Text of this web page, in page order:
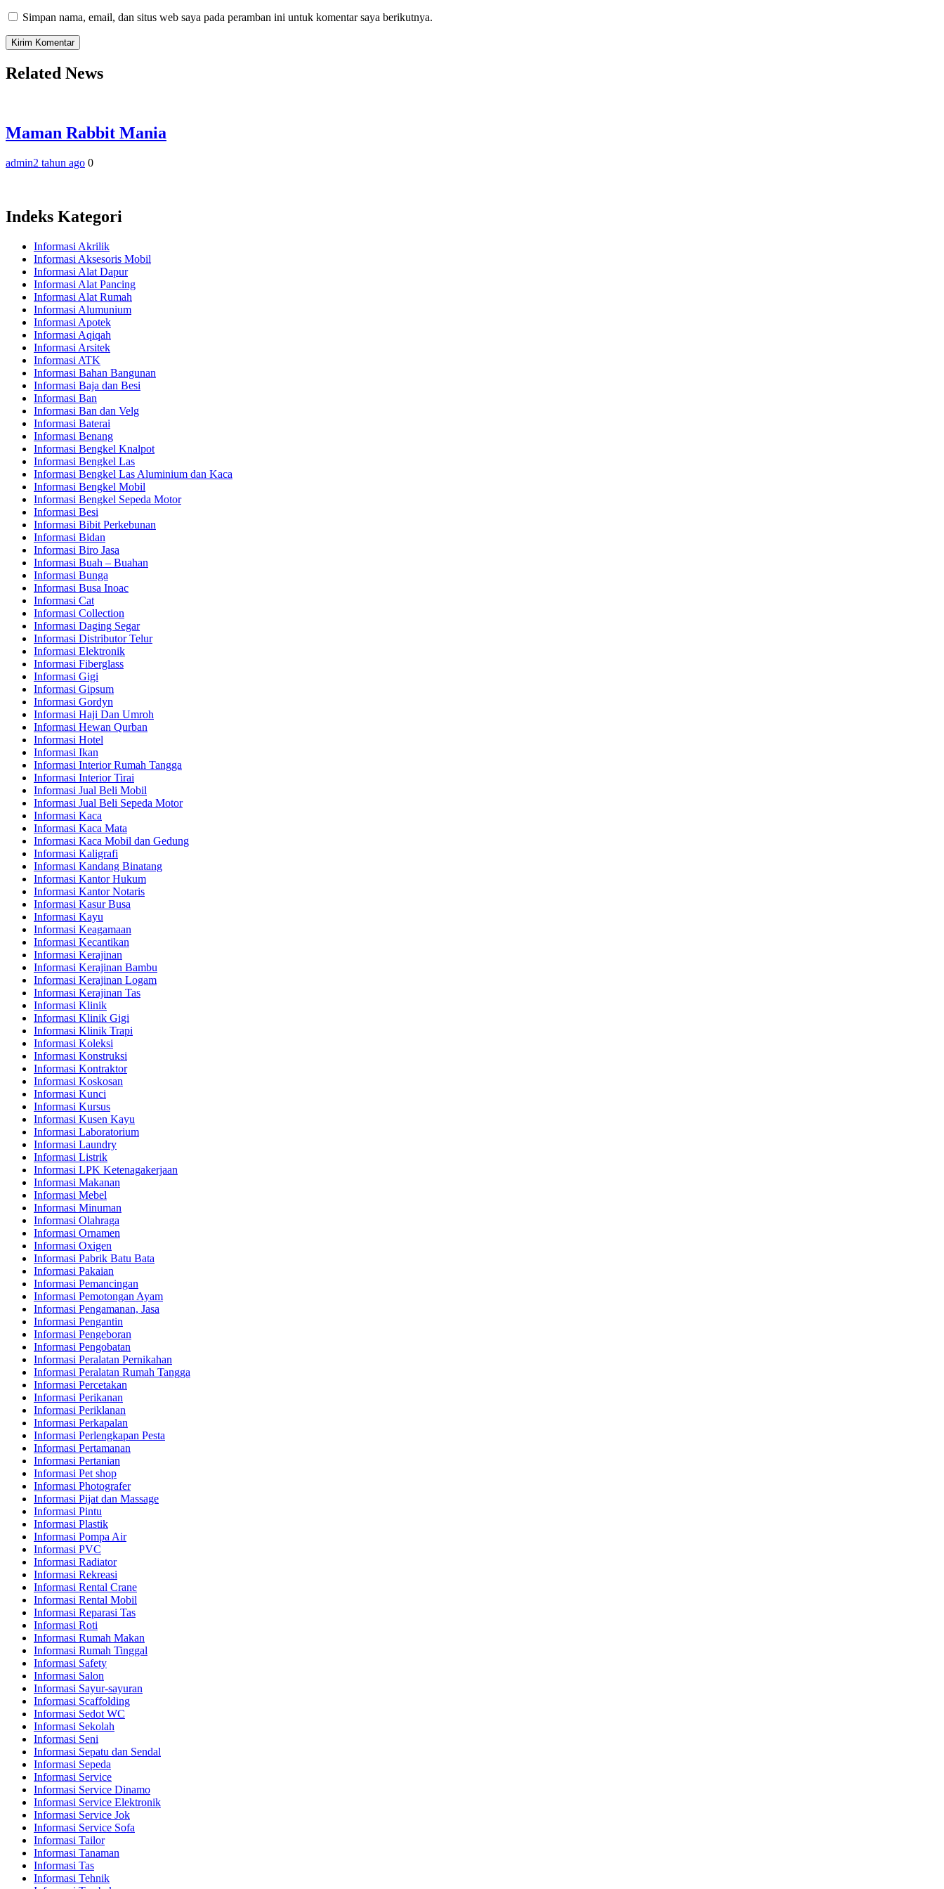
Simpan nama, email, dan situs web saya pada peramban ini untuk komentar saya berikutnya.
Related News
Maman Rabbit Mania
admin2 tahun ago 0
Indeks Kategori
Informasi Akrilik
Informasi Aksesoris Mobil
Informasi Alat Dapur
Informasi Alat Pancing
Informasi Alat Rumah
Informasi Alumunium
Informasi Apotek
Informasi Aqiqah
Informasi Arsitek
Informasi ATK
Informasi Bahan Bangunan
Informasi Baja dan Besi
Informasi Ban
Informasi Ban dan Velg
Informasi Baterai
Informasi Benang
Informasi Bengkel Knalpot
Informasi Bengkel Las
Informasi Bengkel Las Aluminium dan Kaca
Informasi Bengkel Mobil
Informasi Bengkel Sepeda Motor
Informasi Besi
Informasi Bibit Perkebunan
Informasi Bidan
Informasi Biro Jasa
Informasi Buah – Buahan
Informasi Bunga
Informasi Busa Inoac
Informasi Cat
Informasi Collection
Informasi Daging Segar
Informasi Distributor Telur
Informasi Elektronik
Informasi Fiberglass
Informasi Gigi
Informasi Gipsum
Informasi Gordyn
Informasi Haji Dan Umroh
Informasi Hewan Qurban
Informasi Hotel
Informasi Ikan
Informasi Interior Rumah Tangga
Informasi Interior Tirai
Informasi Jual Beli Mobil
Informasi Jual Beli Sepeda Motor
Informasi Kaca
Informasi Kaca Mata
Informasi Kaca Mobil dan Gedung
Informasi Kaligrafi
Informasi Kandang Binatang
Informasi Kantor Hukum
Informasi Kantor Notaris
Informasi Kasur Busa
Informasi Kayu
Informasi Keagamaan
Informasi Kecantikan
Informasi Kerajinan
Informasi Kerajinan Bambu
Informasi Kerajinan Logam
Informasi Kerajinan Tas
Informasi Klinik
Informasi Klinik Gigi
Informasi Klinik Trapi
Informasi Koleksi
Informasi Konstruksi
Informasi Kontraktor
Informasi Koskosan
Informasi Kunci
Informasi Kursus
Informasi Kusen Kayu
Informasi Laboratorium
Informasi Laundry
Informasi Listrik
Informasi LPK Ketenagakerjaan
Informasi Makanan
Informasi Mebel
Informasi Minuman
Informasi Olahraga
Informasi Ornamen
Informasi Oxigen
Informasi Pabrik Batu Bata
Informasi Pakaian
Informasi Pemancingan
Informasi Pemotongan Ayam
Informasi Pengamanan, Jasa
Informasi Pengantin
Informasi Pengeboran
Informasi Pengobatan
Informasi Peralatan Pernikahan
Informasi Peralatan Rumah Tangga
Informasi Percetakan
Informasi Perikanan
Informasi Periklanan
Informasi Perkapalan
Informasi Perlengkapan Pesta
Informasi Pertamanan
Informasi Pertanian
Informasi Pet shop
Informasi Photografer
Informasi Pijat dan Massage
Informasi Pintu
Informasi Plastik
Informasi Pompa Air
Informasi PVC
Informasi Radiator
Informasi Rekreasi
Informasi Rental Crane
Informasi Rental Mobil
Informasi Reparasi Tas
Informasi Roti
Informasi Rumah Makan
Informasi Rumah Tinggal
Informasi Safety
Informasi Salon
Informasi Sayur-sayuran
Informasi Scaffolding
Informasi Sedot WC
Informasi Sekolah
Informasi Seni
Informasi Sepatu dan Sendal
Informasi Sepeda
Informasi Service
Informasi Service Dinamo
Informasi Service Elektronik
Informasi Service Jok
Informasi Service Sofa
Informasi Tailor
Informasi Tanaman
Informasi Tas
Informasi Tehnik